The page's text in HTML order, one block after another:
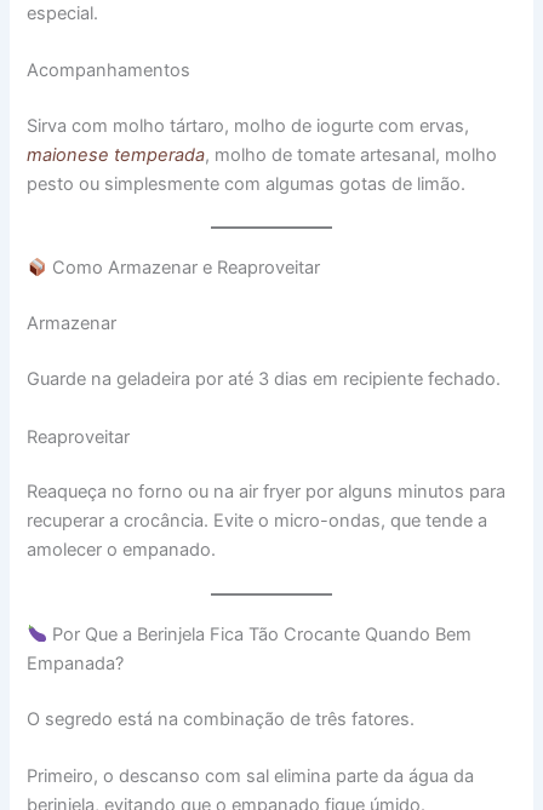
especial.
Acompanhamentos
Sirva com molho tártaro, molho de iogurte com ervas,
maionese temperada, molho de tomate artesanal, molho
pesto ou simplesmente com algumas gotas de limão.
Como Armazenar e Reaproveitar
Armazenar
Guarde na geladeira por até 3 dias em recipiente fechado.
Reaproveitar
Reaqueça no forno ou na air fryer por alguns minutos para
recuperar a crocância. Evite o micro-ondas, que tende a
amolecer o empanado.
Por Que a Berinjela Fica Tão Crocante Quando Bem
Empanada?
O segredo está na combinação de três fatores.
Primeiro, o descanso com sal elimina parte da água da
berinjela, evitando que o empanado fique úmido.